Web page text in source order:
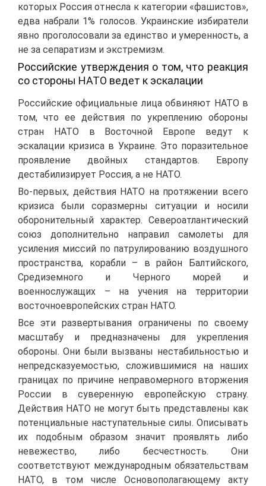
которых Россия отнесла к категории «фашистов»,
едва набрали 1% голосов. Украинские избиратели
явно проголосовали за единство и умеренность, а
не за сепаратизм и экстремизм.
Российские утверждения о том, что реакция
со стороны НАТО ведет к эскалации
Российские официальные лица обвиняют НАТО в
том, что ее действия по укреплению обороны
стран НАТО в Восточной Европе ведут к
эскалации кризиса в Украине. Это поразительное
проявление двойных стандартов. Европу
дестабилизирует Россия, а не НАТО.
Во-первых, действия НАТО на протяжении всего
кризиса были соразмерны ситуации и носили
оборонительный характер. Североатлантический
союз дополнительно направил самолеты для
усиления миссий по патрулированию воздушного
пространства, корабли – в район Балтийского,
Средиземного и Черного морей и
военнослужащих – на учения на территории
восточноевропейских стран НАТО.
Все эти развертывания ограничены по своему
масштабу и предназначены для укрепления
обороны. Они были вызваны нестабильностью и
непредсказуемостью, сложившимися на наших
границах по причине неправомерного вторжения
России в суверенную европейскую страну.
Действия НАТО не могут быть представлены как
потенциальные наступательные силы. Описывать
их подобным образом значит проявлять либо
невежество, либо бесчестность. Они
соответствуют международным обязательствам
НАТО, в том числе Основополагающему акту